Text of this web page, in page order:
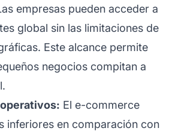
empresas pueden acceder a
global sin las limitaciones de
Este alcance permite
negocios compitan a
El e-commerce
inferiores en comparación con